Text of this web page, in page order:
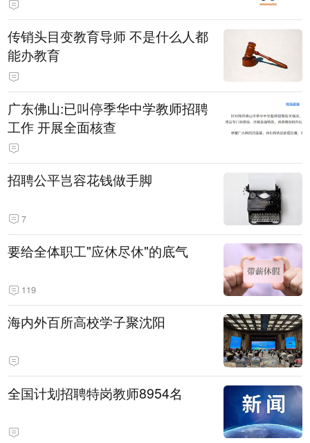
传销头目变教育导师 不是什么人都
能办教育
广东佛山:已叫停季华中学教师招聘
工作 开展全面核查
招聘公平岂容花钱做手脚
7
要给全体职工"应休尽休"的底气
119
海内外百所高校学子聚沈阳
全国计划招聘特岗教师8954名